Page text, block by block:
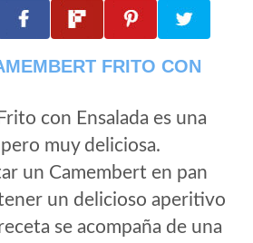
FRITO CON
con Ensalada es una
muy deliciosa.
un Camembert en pan
un delicioso aperitivo
se acompaña de una